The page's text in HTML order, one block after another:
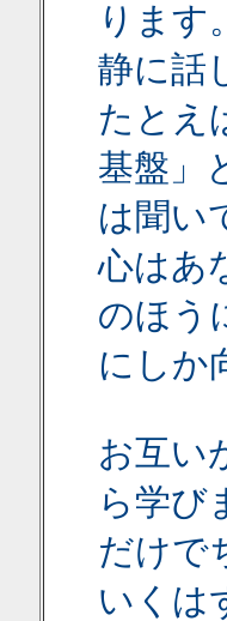
ります
静に話
たとえ
基盤」
は聞い
心はあ
のほう
にしか
お互い
ら学び
だけで
いくは